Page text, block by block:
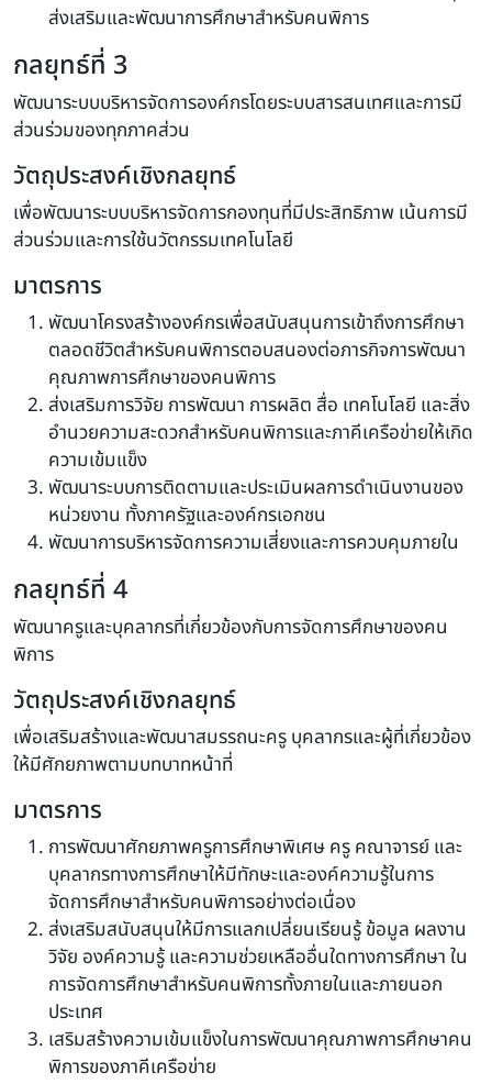
ส่งเสริมและพัฒนาการศึกษาสำหรับคนพิการ
กลยุทธ์ที่ 3
พัฒนาระบบบริหารจัดการองค์กรโดยระบบสารสนเทศและการมี
ส่วนร่วมของทุกภาคส่วน
วัตถุประสงค์เชิงกลยุทธ์
เพื่อพัฒนาระบบบริหารจัดการกองทุนที่มีประสิทธิภาพ เน้นการมี
ส่วนร่วมและการใช้นวัตกรรมเทคโนโลยี
มาตรการ
พัฒนาโครงสร้างองค์กรเพื่อสนับสนุนการเข้าถึงการศึกษา
ตลอดชีวิตสำหรับคนพิการตอบสนองต่อภารกิจการพัฒนา
คุณภาพการศึกษาของคนพิการ
ส่งเสริมการวิจัย การพัฒนา การผลิต สื่อ เทคโนโลยี และสิ่ง
อำนวยความสะดวกสำหรับคนพิการและภาคีเครือข่ายให้เกิด
ความเข้มแข็ง
พัฒนาระบบการติดตามและประเมินผลการดำเนินงานของ
หน่วยงาน ทั้งภาครัฐและองค์กรเอกชน
พัฒนาการบริหารจัดการความเสี่ยงและการควบคุมภายใน
กลยุทธ์ที่ 4
พัฒนาครูและบุคลากรที่เกี่ยวข้องกับการจัดการศึกษาของคน
พิการ
วัตถุประสงค์เชิงกลยุทธ์
เพื่อเสริมสร้างและพัฒนาสมรรถนะครู บุคลากรและผู้ที่เกี่ยวข้อง
ให้มีศักยภาพตามบทบาทหน้าที่
มาตรการ
การพัฒนาศักยภาพครูการศึกษาพิเศษ ครู คณาจารย์ และ
บุคลากรทางการศึกษาให้มีทักษะและองค์ความรู้ในการ
จัดการศึกษาสำหรับคนพิการอย่างต่อเนื่อง
ส่งเสริมสนับสนุนให้มีการแลกเปลี่ยนเรียนรู้ ข้อมูล ผลงาน
วิจัย องค์ความรู้ และความช่วยเหลืออื่นใดทางการศึกษา ใน
การจัดการศึกษาสำหรับคนพิการทั้งภายในและภายนอก
ประเทศ
เสริมสร้างความเข้มแข็งในการพัฒนาคุณภาพการศึกษาคน
พิการของภาคีเครือข่าย